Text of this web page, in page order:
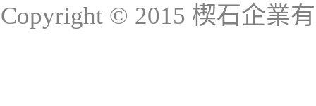
Copyright © 2015 楔石企業